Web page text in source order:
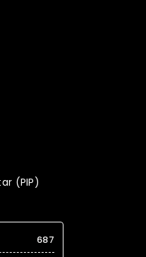
(PIP)
687